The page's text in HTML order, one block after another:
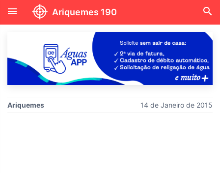
menu Ariquemes 190 search
Ariquemes 14 de Janeiro de 2015